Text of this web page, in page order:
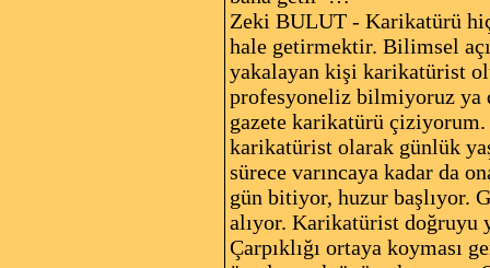
Zeki BULUT - Karikatürü
hale getirmektir. Bilimsel
yakalayan kişi karikatürist
profesyoneliz bilmiyoruz ya
gazete karikatürü
karikatürist olarak günlük
sürece varıncaya kadar da
gün bitiyor, huzur başlıyor.
alıyor. Karikatürist doğruyu
Çarpıklığı ortaya koyması